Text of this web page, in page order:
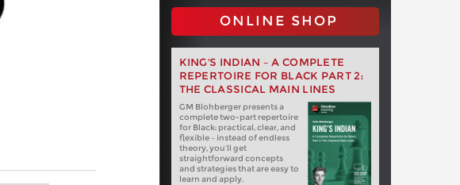
ONLINE SHOP
KING'S INDIAN – A COMPLETE
REPERTOIRE FOR BLACK PART 2:
THE CLASSICAL MAIN LINES
GM Blohberger presents a
complete two-part repertoire
for Black: practical, clear, and
flexible – instead of endless
theory, you’ll get
straightforward concepts
and strategies that are easy to
learn and apply.